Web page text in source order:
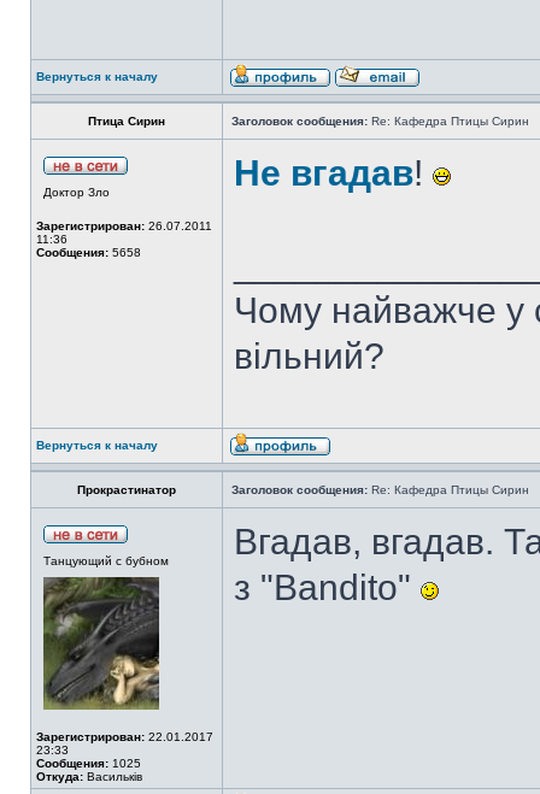
Вернуться к началу
Птица Сирин Заголовок сообщения: Re: Кафедра Птицы Сирин
Доктор Зло
Зарегистрирован: 26.07.2011
11:36
Сообщения: 5658
Не вгадав!
Чому найважче у
вільний?
Вернуться к началу
Прокрастинатор Заголовок сообщения: Re: Кафедра Птицы Сирин
Танцующий с бубном
Зарегистрирован: 22.01.2017
23:33
Сообщения: 1025
Откуда: Васильків
Вгадав, вгадав.
з "Bandito"